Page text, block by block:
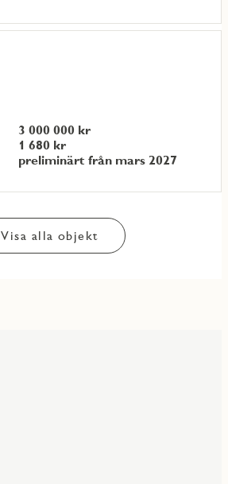
3 000 000 kr
1 680 kr
preliminärt från mars 2027
Visa alla objekt